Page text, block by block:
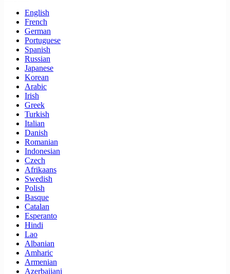
English
French
German
Portuguese
Spanish
Russian
Japanese
Korean
Arabic
Irish
Greek
Turkish
Italian
Danish
Romanian
Indonesian
Czech
Afrikaans
Swedish
Polish
Basque
Catalan
Esperanto
Hindi
Lao
Albanian
Amharic
Armenian
Azerbaijani